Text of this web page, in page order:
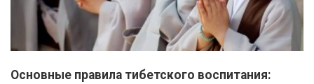
Основные правила тибетского воспитания: